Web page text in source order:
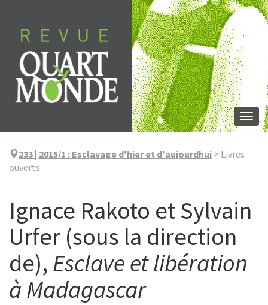
contenu
233 | 2015/1 : Esclavage d'hier et d'aujourdhui > Livres
ouverts
Ignace Rakoto et Sylvain
Urfer (sous la direction
de), Esclave et libération
à Madagascar